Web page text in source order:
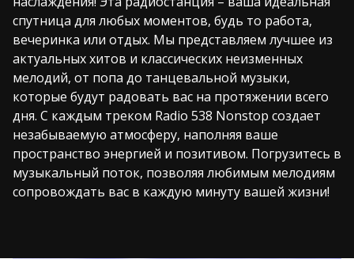
спутница для любых моментов, будь то работа,
вечеринка или отдых. Мы представляем лучшее из
актуальных хитов и классических неизменных
мелодий, от попа до танцевальной музыки,
которые будут радовать вас на протяжении всего
дня. С каждым треком Radio 538 Nonstop создает
незабываемую атмосферу, наполняя ваше
пространство энергией и позитивом. Погрузитесь в
музыкальный поток, позволяя любимым мелодиям
сопровождать вас в каждую минуту вашей жизни!